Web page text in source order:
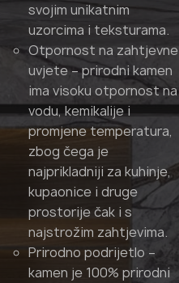
svojim unikatnim
uzorcima i teksturama.
Otpornost na zahtjevne
uvjete – prirodni kamen
ima visoku otpornost na
vodu, kemikalije i
promjene temperatura,
zbog čega je
najprikladniji za kuhinje,
kupaonice i druge
prostorije čak i s
najstrožim zahtjevima.
Prirodno podrijetlo –
kamen je 100% prirodni